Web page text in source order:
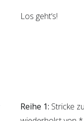
Los geht‘s!
Reihe 1: Stricke